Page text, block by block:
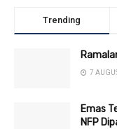
Trending
7
Emas
NFP